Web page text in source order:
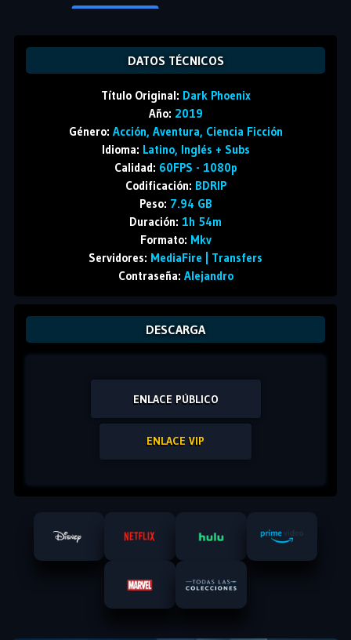
DATOS TÉCNICOS
Título Original: Dark Phoenix
Año: 2019
Género: Acción, Aventura, Ciencia Ficción
Idioma: Latino, Inglés + Subs
Calidad: 60FPS - 1080p
Codificación: BDRIP
Peso: 7.94 GB
Duración: 1h 54m
Formato: Mkv
Servidores: MediaFire | Transfers
Contraseña: Alejandro
DESCARGA
ENLACE PÚBLICO
ENLACE VIP